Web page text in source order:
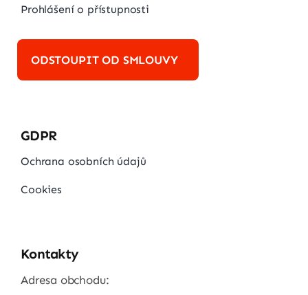
Prohlášení o přístupnosti
ODSTOUPIT OD SMLOUVY
GDPR
Ochrana osobních údajů
Cookies
Kontakty
Adresa obchodu: